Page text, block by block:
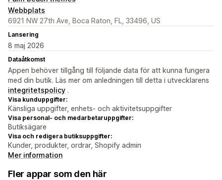
Webbplats
6921 NW 27th Ave, Boca Raton, FL, 33496, US
Lansering
8 maj 2026
Dataåtkomst
Appen behöver tillgång till följande data för att kunna fungera
med din butik. Läs mer om anledningen till detta i utvecklarens
integritetspolicy .
Visa kunduppgifter:
Känsliga uppgifter, enhets- och aktivitetsuppgifter
Visa personal- och medarbetaruppgifter:
Butiksägare
Visa och redigera butiksuppgifter:
Kunder, produkter, ordrar, Shopify admin
Mer information
Fler appar som den här